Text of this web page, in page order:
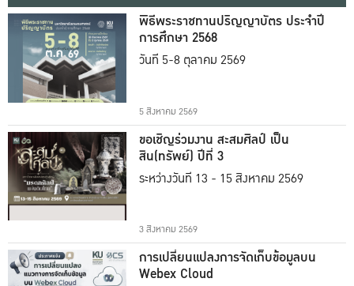
พิธีพระราชทานปริญญาบัตร ประจำปี
การศึกษา 2568
วันที่ 5-8 ตุลาคม 2569
5 สิงหาคม 2569
ขอเชิญร่วมงาน สะสมศิลป์ เป็น
สิน(ทรัพย์) ปีที่ 3
ระหว่างวันที่ 13 - 15 สิงหาคม 2569
3 สิงหาคม 2569
การเปลี่ยนแปลงการจัดเก็บข้อมูลบน
Webex Cloud